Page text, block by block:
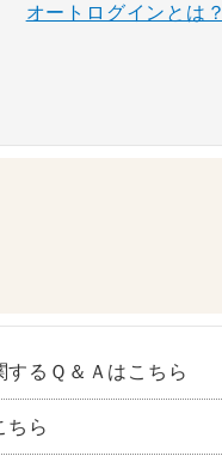
オートログインとは？
るＱ＆Ａはこちら
ちら